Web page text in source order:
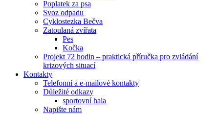
Poplatek za psa
Svoz odpadu
Cyklostezka Bečva
Zatoulaná zvířata
Pes
Kočka
Projekt 72 hodin – praktická příručka pro zvládání
krizových situací
Kontakty
Telefonní a e-mailové kontakty
Důležité odkazy
sportovní hala
Napište nám